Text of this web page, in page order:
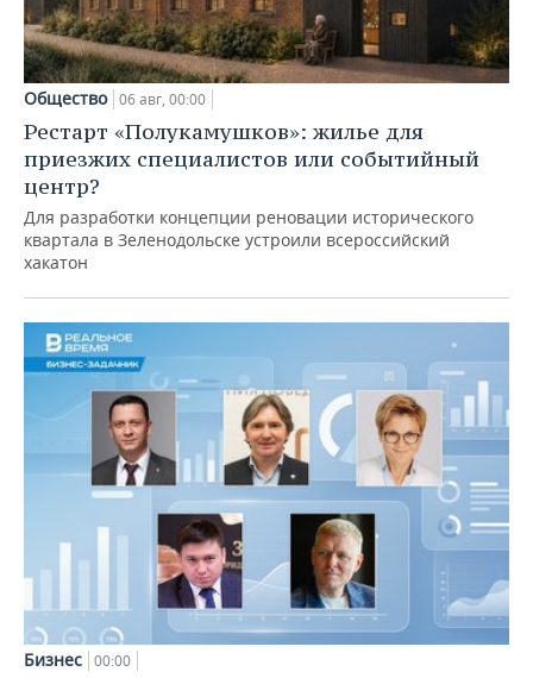
Общество 06 авг, 00:00
Рестарт «Полукамушков»: жилье для
приезжих специалистов или событийный
центр?
Для разработки концепции реновации исторического
квартала в Зеленодольске устроили всероссийский
хакатон
Бизнес 00:00